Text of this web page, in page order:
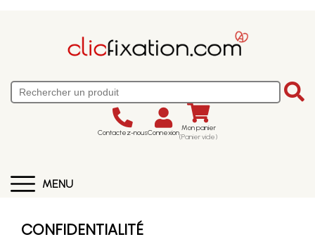
Contactez-nousConnexion Mon panier
(Panier vide)
MENU
CONFIDENTIALITÉ